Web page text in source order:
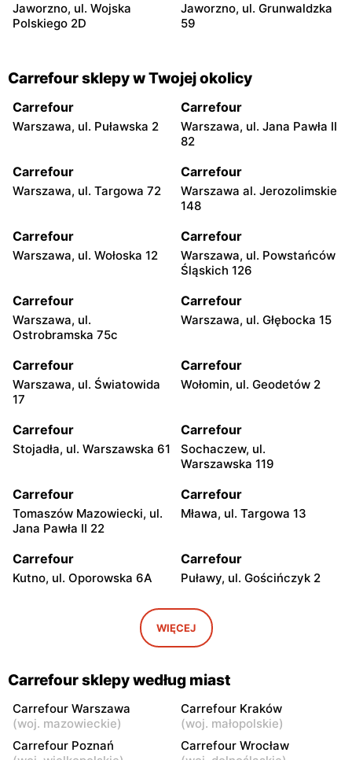
Jaworzno, ul. Wojska
Polskiego 2D
Jaworzno, ul. Grunwaldzka
59
Carrefour sklepy w Twojej okolicy
Carrefour
Warszawa, ul. Puławska 2
Carrefour
Warszawa, ul. Jana Pawła II
82
Carrefour
Warszawa, ul. Targowa 72
Carrefour
Warszawa al. Jerozolimskie
148
Carrefour
Warszawa, ul. Wołoska 12
Carrefour
Warszawa, ul. Powstańców
Śląskich 126
Carrefour
Warszawa, ul.
Ostrobramska 75c
Carrefour
Warszawa, ul. Głębocka 15
Carrefour
Warszawa, ul. Światowida
17
Carrefour
Wołomin, ul. Geodetów 2
Carrefour
Stojadła, ul. Warszawska 61
Carrefour
Sochaczew, ul.
Warszawska 119
Carrefour
Tomaszów Mazowiecki, ul.
Jana Pawła II 22
Carrefour
Mława, ul. Targowa 13
Carrefour
Kutno, ul. Oporowska 6A
Carrefour
Puławy, ul. Gościńczyk 2
Przybyszewskiego 176/178
Carrefour
Łódź, ul. Kolumny 6/36
Carrefour
Łódź al. Ks. Bp. Władysława
Bandurskiego 49
Carrefour
Łódź, ul. Szparagowa 7
Carrefour
Pabianice, ul. Popławska
Carrefour
Piotrków Trybunalski, ul.
WIĘCEJ
Carrefour sklepy według miast
Carrefour Warszawa
(woj. mazowieckie)
Carrefour Kraków
(woj. małopolskie)
Carrefour Poznań
Carrefour Wrocław